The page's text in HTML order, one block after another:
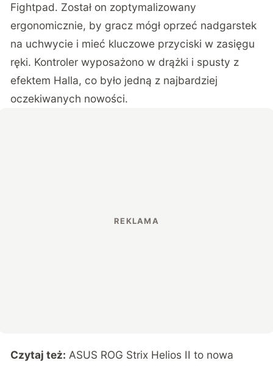
Fightpad. Został on zoptymalizowany
ergonomicznie, by gracz mógł oprzeć nadgarstek
na uchwycie i mieć kluczowe przyciski w zasięgu
ręki. Kontroler wyposażono w drążki i spusty z
efektem Halla, co było jedną z najbardziej
oczekiwanych nowości.
Czytaj też: ASUS ROG Strix Helios II to nowa